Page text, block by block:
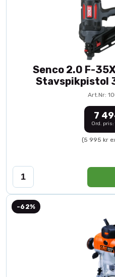
Senco 2.0 F-
Stavspikpistol
Art.Nr:
7
Ord. pris:
(5 995 kr
-62%